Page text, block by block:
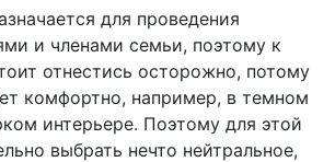
для проведения
и членами семьи, поэтому к
отнестись осторожно, потому
комфортно, например, в темном
интерьере. Поэтому для этой
выбрать нечто нейтральное,